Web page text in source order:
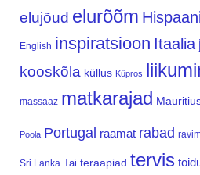
elujõud elurõõm
English inspiratsioon Itaalia
kooskõla küllus Küpros
massaaz matkarajad
Poola Portugal raamat rabad
Sri Lanka Tai teraapiad tervis